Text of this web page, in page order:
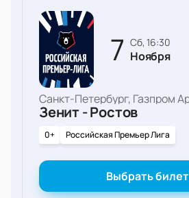
7 сб, 16:30
Ноября
Санкт-Петербург, Газпром
Зенит - Ростов
0+ Российская Премьер Лига
Выбрать